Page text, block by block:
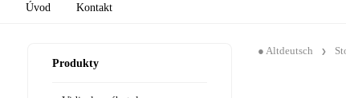
Úvod Kontakt
Produkty
● Altdeutsch